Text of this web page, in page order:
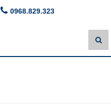
0968.829.323